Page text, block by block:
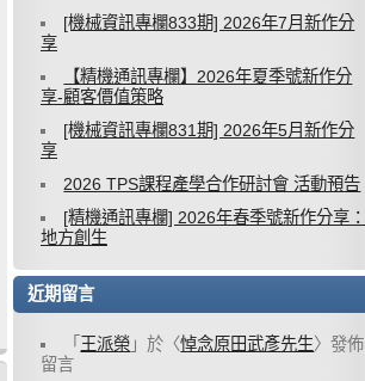
[機械資訊專欄833期] 2026年7月新作分
享
【精機通訊專欄】2026年夏季號新作分
享-顧客價值策略
[機械資訊專欄831期] 2026年5月新作分
享
2026 TPS課程產學合作研討會 活動預告
[精機通訊專欄] 2026年春季號新作分享：
地方創生
近期留言
「 王派榮 」於〈悼念原田武彥先生〉發佈
留言